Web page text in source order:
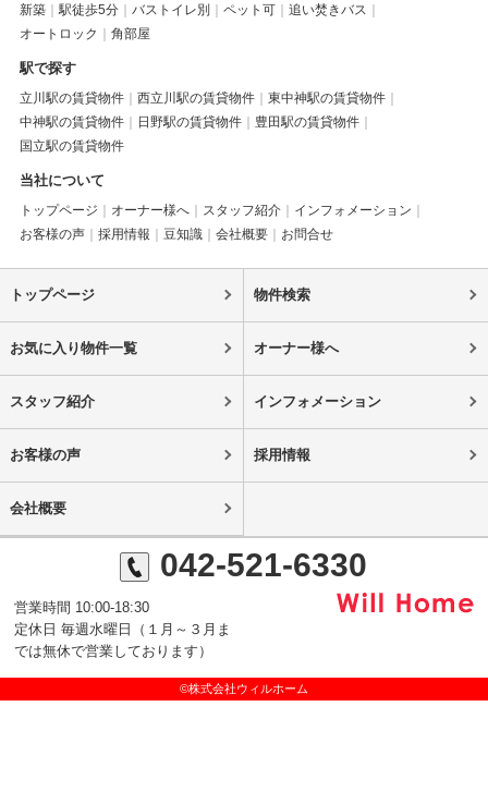
新築 駅徒歩5分 バストイレ別 ペット可
追い焚きバス
オートロック
角部屋
駅で探す
立川駅の賃貸物件 西立川駅の賃貸物件
東中神駅の賃貸物件
中神駅の賃貸物件
日野駅の賃貸物件
豊田駅の賃貸物件
国立駅の賃貸物件
当社について
トップページ オーナー様へ スタッフ紹介
インフォメーション
お客様の声
採用情報 豆知識 会社概要 お問合せ
トップページ 物件検索
お気に入り物件一覧 オーナー様へ
スタッフ紹介 インフォメーション
お客様の声 採用情報
会社概要
042-521-6330
営業時間 10:00-18:30
定休日 毎週水曜日（１月～３月ま
では無休で営業しております）
©株式会社ウィルホーム